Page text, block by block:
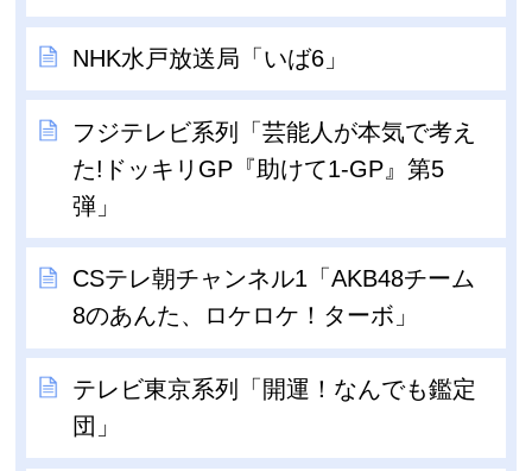
NHK水戸放送局「いば6」
フジテレビ系列「芸能人が本気で考え
た!ドッキリGP『助けて1-GP』第5
弾」
CSテレ朝チャンネル1「AKB48チーム
8のあんた、ロケロケ！ターボ」
テレビ東京系列「開運！なんでも鑑定
団」